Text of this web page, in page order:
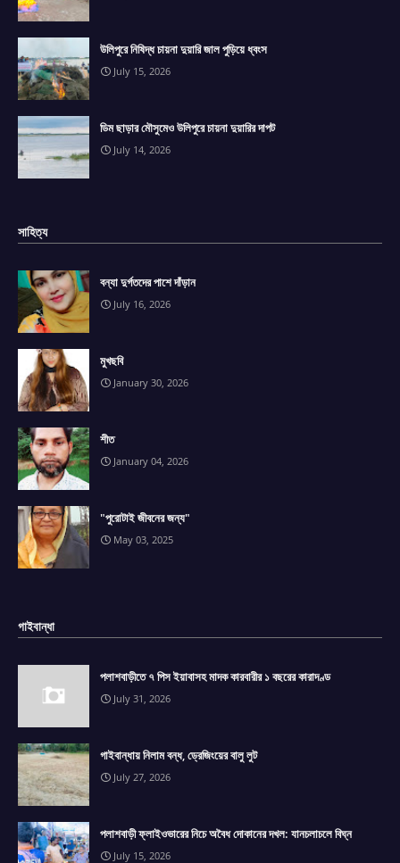
উলিপুরে নিষিদ্ধ চায়না দুয়ারি জাল পুড়িয়ে ধ্বংস
July 15, 2026
ডিম ছাড়ার মৌসুমেও উলিপুরে চায়না দুয়ারির দাপট
July 14, 2026
সাহিত্য
বন্যা দুর্গতদের পাশে দাঁড়ান
July 16, 2026
মুখছবি
January 30, 2026
শীত
January 04, 2026
"পুরোটাই জীবনের জন্য"
May 03, 2025
গাইবান্ধা
পলাশবাড়ীতে ৭ পিস ইয়াবাসহ মাদক কারবারীর ১ বছরের কারাদণ্ড
July 31, 2026
গাইবান্ধায় নিলাম বন্ধ, ড্রেজিংয়ের বালু লুট
July 27, 2026
পলাশবাড়ী ফ্লাইওভারের নিচে অবৈধ দোকানের দখল: যানচলাচলে বিঘ্ন
July 15, 2026